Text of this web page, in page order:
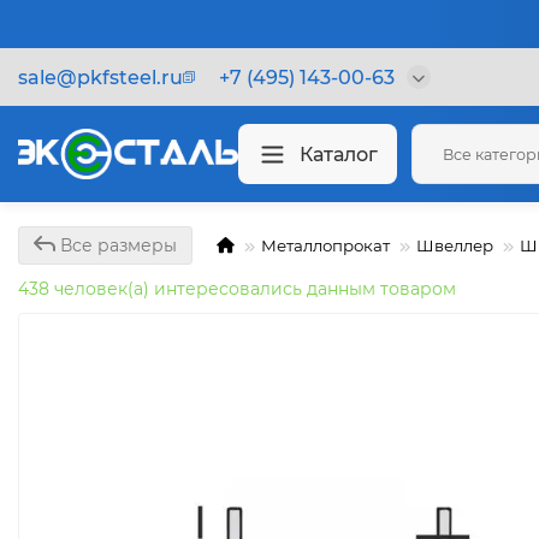
sale@pkfsteel.ru +7 (495) 143-00-63
Каталог Все
Все размеры Металлопрокат Швеллер
438 человек(а) интересовались данным товаром